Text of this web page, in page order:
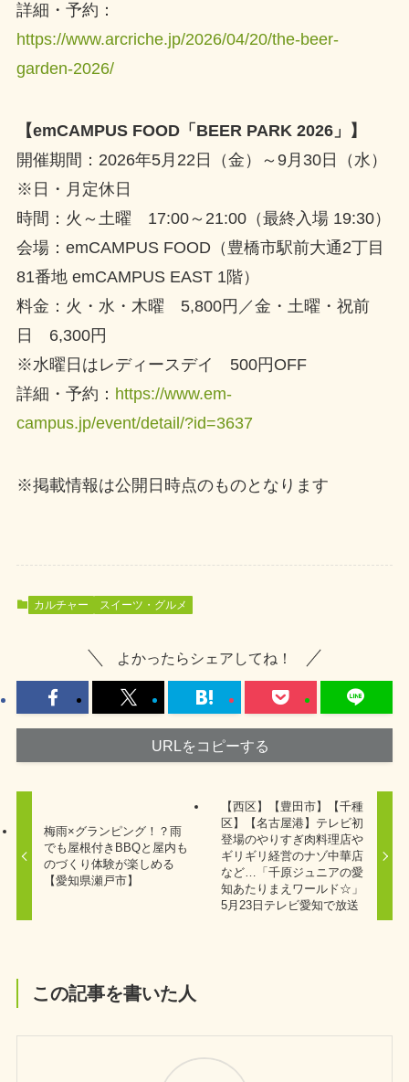
詳細・予約：
https://www.arcriche.jp/2026/04/20/the-beer-
garden-2026/
【emCAMPUS FOOD「BEER PARK 2026」】
開催期間：2026年5月22日（金）～9月30日（水）
※日・月定休日
時間：火～土曜 17:00～21:00（最終入場 19:30）
会場：emCAMPUS FOOD（豊橋市駅前大通2丁目
81番地 emCAMPUS EAST 1階）
料金：火・水・木曜 5,800円／金・土曜・祝前
日 6,300円
※水曜日はレディースデイ 500円OFF
詳細・予約： https://www.em-
campus.jp/event/detail/?id=3637
※掲載情報は公開日時点のものとなります
カルチャー スイーツ・グルメ
よかったらシェアしてね！
URLをコピーする
梅雨×グランピング！？雨
でも屋根付きBBQと屋内も
のづくり体験が楽しめる
【愛知県瀬戸市】
【西区】【豊田市】【千種
区】【名古屋港】テレビ初
登場のやりすぎ肉料理店や
ギリギリ経営のナゾ中華店
など…「千原ジュニアの愛
知あたりまえワールド☆」
5月23日テレビ愛知で放送
この記事を書いた人